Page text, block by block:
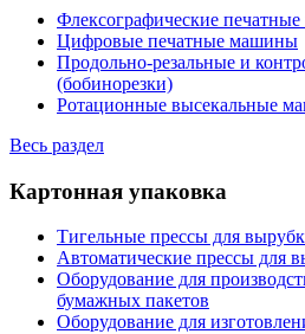
Флексографические
Цифровые печатные машины
Продольно-резальные и
(бобинорезки)
Ротационные высекальные
Весь раздел
Картонная упаковка
Тигельные прессы для
Автоматические прессы для
Оборудование для
бумажных пакетов
Оборудование для